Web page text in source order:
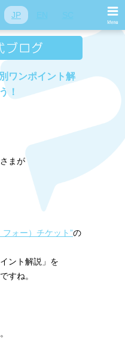
JP
ワンポイント解
！
まが
ォー）チケット”の
ント解説」を
すね。